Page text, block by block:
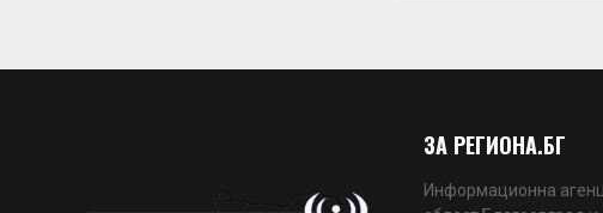
ЗА РЕГИОНА.БГ
Информационна